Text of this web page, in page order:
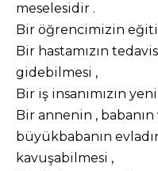
meselesidir .
Bir öğrencimizin
Bir hastamızın
gidebilmesi ,
Bir iş insanımızın
Bir annenin ,
büyükbabanın
kavuşabilmesi ,